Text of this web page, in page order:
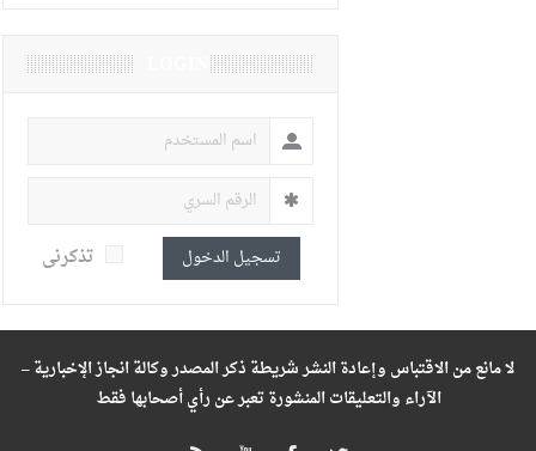
تسجيل الدخول تذكرنى
لا مانع من الاقتباس وإعادة النشر شريطة ذكر المصدر وكالة انجاز الإخبارية –
الآراء والتعليقات المنشورة تعبر عن رأي أصحابها فقط